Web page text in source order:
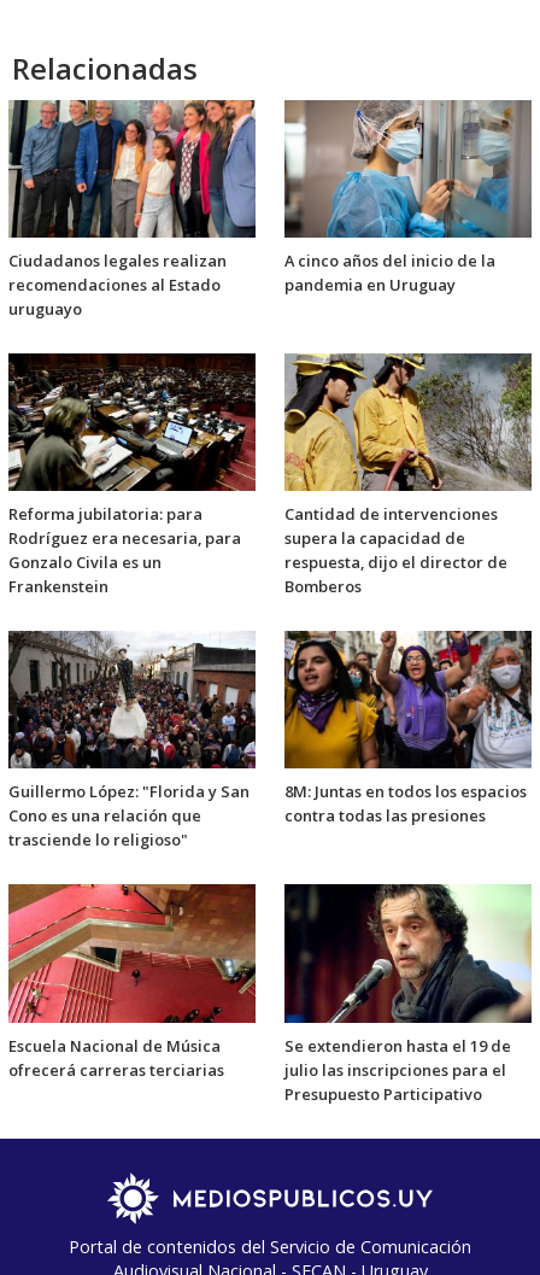
Relacionadas
Ciudadanos legales realizan
recomendaciones al Estado
uruguayo
A cinco años del inicio de la
pandemia en Uruguay
Reforma jubilatoria: para
Rodríguez era necesaria, para
Gonzalo Civila es un
Frankenstein
Cantidad de intervenciones
supera la capacidad de
respuesta, dijo el director de
Bomberos
Guillermo López: "Florida y San
Cono es una relación que
trasciende lo religioso"
8M: Juntas en todos los espacios
contra todas las presiones
Escuela Nacional de Música
ofrecerá carreras terciarias
Se extendieron hasta el 19 de
julio las inscripciones para el
Presupuesto Participativo
Portal de contenidos del Servicio de Comunicación
Audiovisual Nacional - SECAN - Uruguay